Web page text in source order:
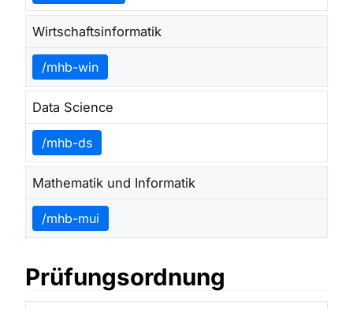
Wirtschaftsinformatik
/mhb-win
Data Science
/mhb-ds
Mathematik und Informatik
/mhb-mui
Prüfungsordnung